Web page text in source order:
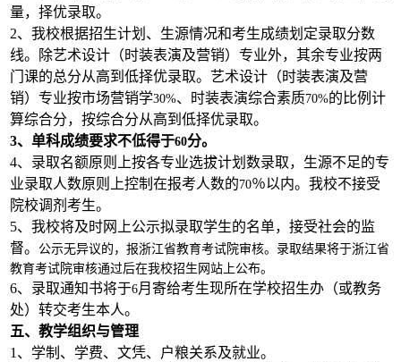
量，择优录取。
2、我校根据招生计划、生源情况和考生成绩划定录取分数
线。除艺术设计（时装表演及营销）专业外，其余专业按两
门课的总分从高到低择优录取。艺术设计（时装表演及营
销）专业按市场营销学30%、时装表演综合素质70%的比例计
算综合分，按综合分从高到低择优录取。
3、单科成绩要求不低得于60分。
4、录取名额原则上按各专业选拔计划数录取，生源不足的专
业录取人数原则上控制在报考人数的70％以内。我校不接受
院校调剂考生。
5、我校将及时网上公示拟录取学生的名单，接受社会的监
督。
公示无异议的，报浙江省教育考试院审核。录取结果将于浙江省
教育考试院审核通过后在我校招生网站上公布。
6、录取通知书将于6月寄给考生现所在学校招生办（或教务
处）转交考生本人。
五、教学组织与管理
1 、学制、学费、文凭、户粮关系及就业。